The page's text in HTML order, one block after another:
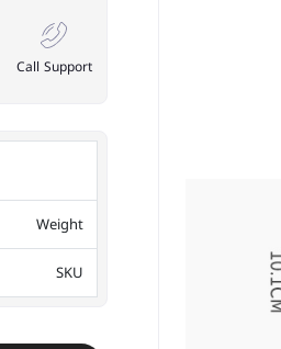
Call Support
Weight
SKU